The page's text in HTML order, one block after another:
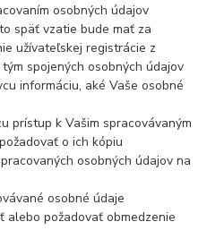
osobných údajov
späť vzatie bude mať za
užívateľskej registrácie z
spojených osobných údajov
informáciu, aké Vaše osobné
prístup k Vašim spracovávaným
o ich kópiu
osobných údajov na
osobné údaje
alebo požadovať obmedzenie